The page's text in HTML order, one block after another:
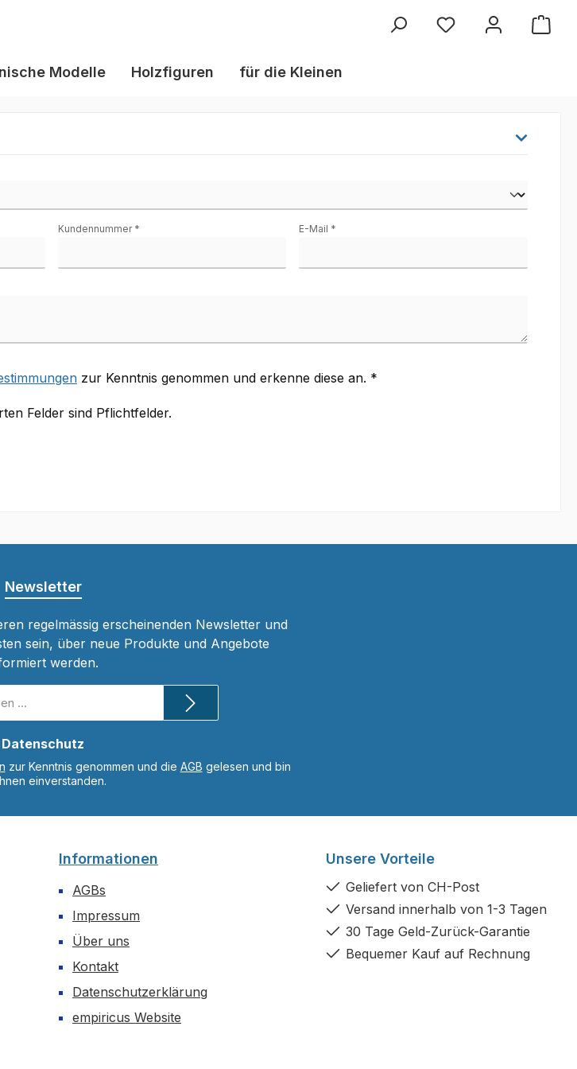
Du hast 0 Produkte
Modelle Holzfiguren für die Kleinen
Kundennummer * E-Mail *
zur Kenntnis genommen und erkenne diese an. *
Felder sind Pflichtfelder.
Newsletter
regelmässig erscheinenden Newsletter und
sein, über neue Produkte und Angebote
werden.
Datenschutz
zur Kenntnis genommen und die AGB gelesen und bin
einverstanden.
Informationen
AGBs
Impressum
Über uns
Kontakt
Datenschutzerklärung
empiricus Website
Unsere Vorteile
Geliefert von CH-Post
Versand innerhalb von 1-3 Tagen
30 Tage Geld-Zurück-Garantie
Bequemer Kauf auf Rechnung